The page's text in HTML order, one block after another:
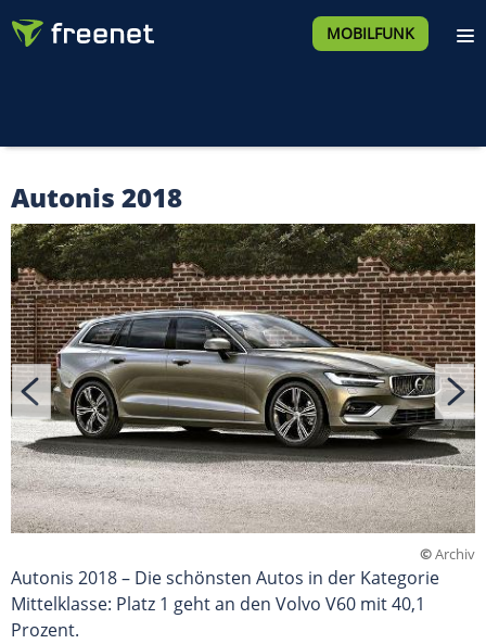
MOBILFUNK
Autonis 2018
©Archiv
Autonis 2018 – Die schönsten Autos in der Kategorie
Mittelklasse: Platz 1 geht an den Volvo V60 mit 40,1
Prozent.